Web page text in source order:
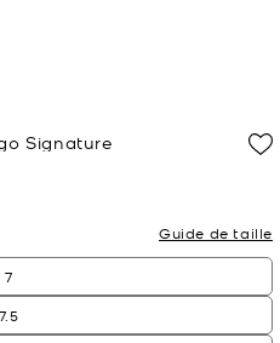
Signature
Guide de taille
7
7.5